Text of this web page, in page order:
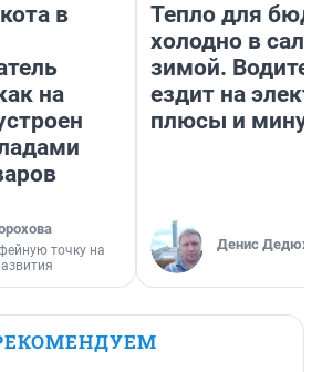
в
на
точку на
Тепло для
холодно в
зимой.
ездит на
плюсы и
Денис